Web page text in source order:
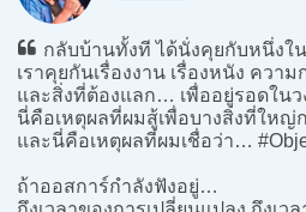
กลับบ้านทั้งที ได้นั่งคุยกับหนึ่งใ
เราคุยกันเรื่องงาน เรื่องหนัง ควา
และสิ่งที่ต้องแลก… เพื่ออยู่รอดในว
นี่คือเหตุผลที่ผมสู้เพื่อบางสิ่งที่ใหญ่ก
และนี่คือเหตุผลที่ผมเชื่อว่า…
ถ้าออสการ์กำลังฟังอยู่…